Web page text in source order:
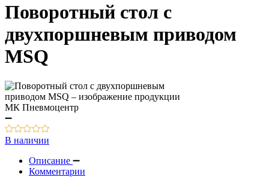
Поворотный стол с
двухпоршневым приводом
MSQ
В наличии
Описание
Комментарии